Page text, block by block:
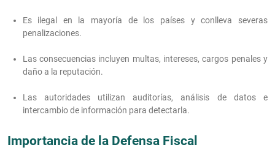
Es ilegal en la mayoría de los países y conlleva severas
penalizaciones.
Las consecuencias incluyen multas, intereses, cargos penales y
daño a la reputación.
Las autoridades utilizan auditorías, análisis de datos e
intercambio de información para detectarla.
Importancia de la Defensa Fiscal